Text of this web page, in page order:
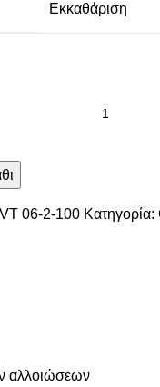
Εκκαθάριση
VT 06-2-100 Κατηγορία:
αλλοιώσεων